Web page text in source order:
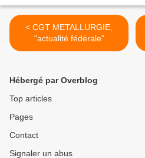
< CGT METALLURGIE,
"actualité fédérale"
Hébergé par Overblog
Top articles
Pages
Contact
Signaler un abus